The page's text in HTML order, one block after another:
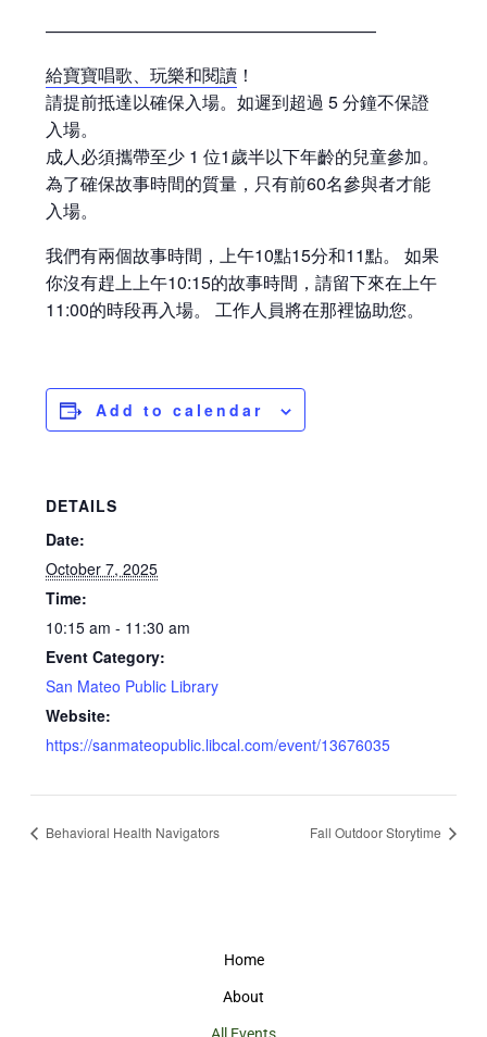
———————————————————
給寶寶唱歌、玩樂和閱讀 ！
請提前抵達以確保入場。如遲到超過 5 分鐘不保證
入場。
成人必須攜帶至少 1 位1歲半以下年齡的兒童參加。
為了確保故事時間的質量，只有前60名參與者才能
入場。
我們有兩個故事時間，上午10點15分和11點。 如果
你沒有趕上上午10:15的故事時間，請留下來在上午
11:00的時段再入場。 工作人員將在那裡協助您。
Add to calendar
DETAILS
Date:
October 7, 2025
Time:
10:15 am - 11:30 am
Event Category:
San Mateo Public Library
Website:
https://sanmateopublic.libcal.com/event/13676035
Behavioral Health Navigators Fall Outdoor Storytime
Home
About
All Events